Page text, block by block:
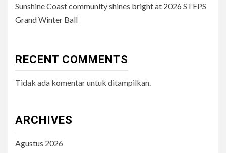
Sunshine Coast community shines bright at 2026 STEPS
Grand Winter Ball
RECENT COMMENTS
Tidak ada komentar untuk ditampilkan.
ARCHIVES
Agustus 2026